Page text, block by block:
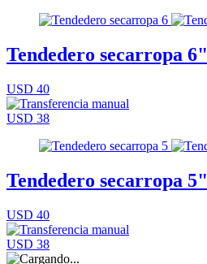
Tendedero secarropa 6"
USD 40
USD 38
Tendedero secarropa 5"
USD 40
USD 38